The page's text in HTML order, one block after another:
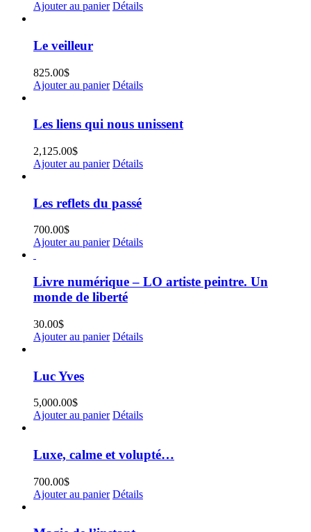
Ajouter au panier Détails
Le veilleur
825.00$
Ajouter au panier Détails
Les liens qui nous unissent
2,125.00$
Ajouter au panier Détails
Les reflets du passé
700.00$
Ajouter au panier Détails
Livre numérique – LO artiste peintre. Un
monde de liberté
30.00$
Ajouter au panier Détails
Luc Yves
5,000.00$
Ajouter au panier Détails
Luxe, calme et volupté…
700.00$
Ajouter au panier Détails